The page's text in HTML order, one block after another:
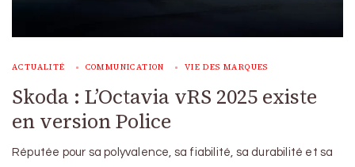
ACTUALITÉ COMMUNICATION VIE DES MARQUES
Skoda : L’Octavia vRS 2025 existe
en version Police
Réputée pour sa polyvalence, sa fiabilité, sa durabilité et sa